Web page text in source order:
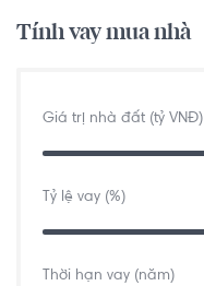
Tính vay mua nhà
Giá trị nhà đất (tỷ VNĐ)
Tỷ lệ vay (%)
Thời hạn vay (năm)